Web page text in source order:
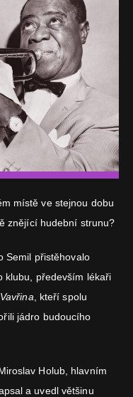
místě ve stejnou dobu
znějící hudební strunu?
Semil přistěhovalo
klubu, především lékaři
, kteří spolu
jádro budoucího
Holub, hlavním
a uvedl většinu